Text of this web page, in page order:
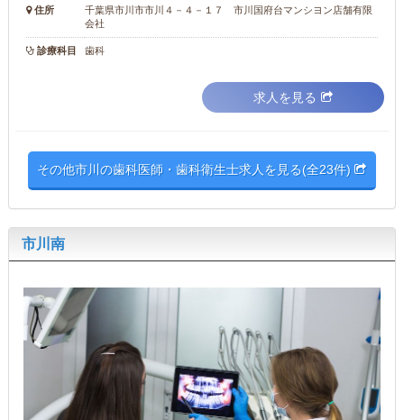
住所
千葉県市川市市川４－４－１７ 市川国府台マンシヨン店舗有限
会社
診療科目 歯科
求人を見る
その他市川の歯科医師・歯科衛生士求人を見る(全23件)
市川南